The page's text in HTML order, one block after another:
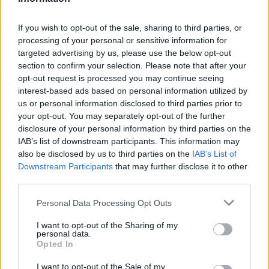
If you wish to opt-out of the sale, sharing to third parties, or
processing of your personal or sensitive information for
targeted advertising by us, please use the below opt-out
section to confirm your selection. Please note that after your
opt-out request is processed you may continue seeing
interest-based ads based on personal information utilized by
us or personal information disclosed to third parties prior to
your opt-out. You may separately opt-out of the further
disclosure of your personal information by third parties on the
IAB’s list of downstream participants. This information may
also be disclosed by us to third parties on the IAB’s List of
Downstream Participants that may further disclose it to other
Please note that this website/app uses one or more Google
not limited to your visit or usage behaviour. You may click to
grant or deny consent to Google and its third-party tags to
use your data for below specified purposes in below Google
consent section.
Personal Data Processing Opt Outs
I want to opt-out of the Sharing of my
personal data.
Opted In
I want to opt-out of the Sale of my
– Jag upplever att jag får till bra skidåkning men
sen var det en utmaning med föret. Dessutom
påverkade vinden lite i dag också. Det har varit
lite smålurigt, berättar Ebba Andersson för
Viaplay efter tävlingen.
Sista åkare att utmana Ilar om segern var Heidi
Weng. Weng plockade hela sex sekunder, de
sista 700 metrarna från Vansbrobördige Moa
Ilar.
Övriga svenskor: Emma Ribom 17, Maja
Dahlqvist 21, Elina Rönnlund 38 och Märta
Rosenberg 48.